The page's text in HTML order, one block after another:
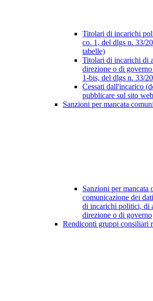
Titolari di incarichi
co. 1, del dlgs n. 33/
tabelle)
Titolari di incarichi di
direzione o di
1-bis, del dlgs n. 33/
Cessati dall'incarico
pubblicare sul sito
Sanzioni per mancata
Sanzioni per mancata
comunicazione dei
di incarichi politici, di
direzione o di governo
Rendiconti gruppi consiliari